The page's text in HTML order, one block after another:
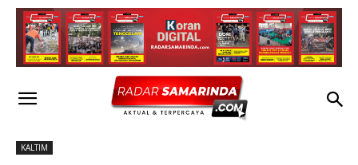
KALTIM